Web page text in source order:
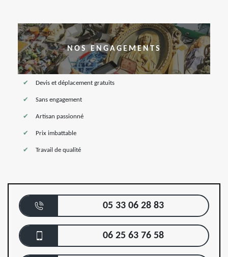
NOS ENGAGEMENTS
Devis et déplacement gratuits
Sans engagement
Artisan passionné
Prix imbattable
Travail de qualité
05 33 06 28 83
06 25 63 76 58